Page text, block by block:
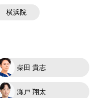
横浜院
柴田 貴志
瀬戸 翔太